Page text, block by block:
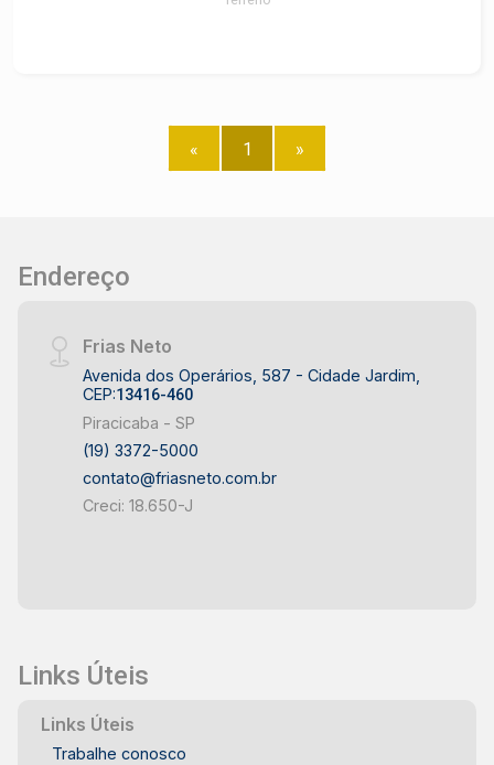
qualidade de vida, segurança e a apenas poucos
« 1 »
Endereço
Frias Neto
Avenida dos Operários, 587 - Cidade Jardim,
CEP:13416-460
Piracicaba - SP
(19) 3372-5000
contato@friasneto.com.br
Creci: 18.650-J
Links Úteis
Links Úteis
Trabalhe conosco